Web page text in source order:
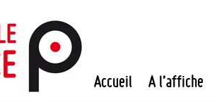
Accueil A l’affiche